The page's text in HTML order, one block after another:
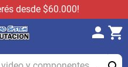
desde $60.000!
y componentes...